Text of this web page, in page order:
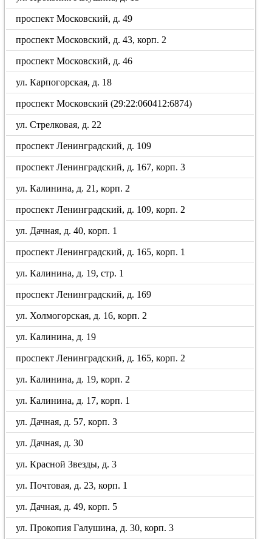
проспект Московский, д. 49
проспект Московский, д. 43, корп. 2
проспект Московский, д. 46
ул. Карпогорская, д. 18
проспект Московский (29:22:060412:6874)
ул. Стрелковая, д. 22
проспект Ленинградский, д. 109
проспект Ленинградский, д. 167, корп. 3
ул. Калинина, д. 21, корп. 2
проспект Ленинградский, д. 109, корп. 2
ул. Дачная, д. 40, корп. 1
проспект Ленинградский, д. 165, корп. 1
ул. Калинина, д. 19, стр. 1
проспект Ленинградский, д. 169
ул. Холмогорская, д. 16, корп. 2
ул. Калинина, д. 19
проспект Ленинградский, д. 165, корп. 2
ул. Калинина, д. 19, корп. 2
ул. Калинина, д. 17, корп. 1
ул. Дачная, д. 57, корп. 3
ул. Дачная, д. 30
ул. Красной Звезды, д. 3
ул. Почтовая, д. 23, корп. 1
ул. Дачная, д. 49, корп. 5
ул. Прокопия Галушина, д. 30, корп. 3